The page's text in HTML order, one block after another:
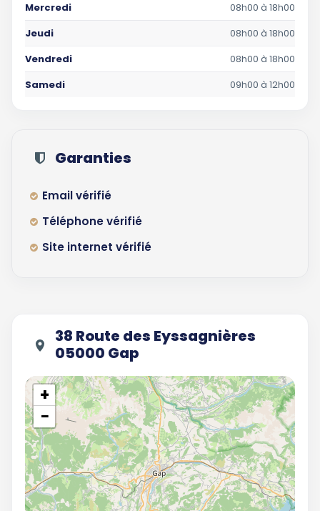
Mercredi
08h00 à 18h00
Jeudi
08h00 à 18h00
Vendredi
08h00 à 18h00
Samedi
09h00 à 12h00
Garanties
Email vérifié
Téléphone vérifié
Site internet vérifié
38 Route des Eyssagnières
05000 Gap
+
−